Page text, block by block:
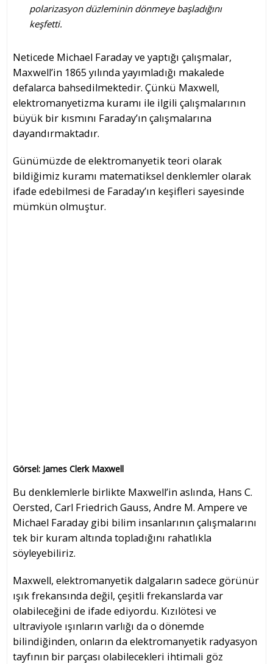
polarizasyon düzleminin dönmeye başladığını
keşfetti.
Neticede Michael Faraday ve yaptığı çalışmalar,
Maxwell’in 1865 yılında yayımladığı makalede
defalarca bahsedilmektedir. Çünkü Maxwell,
elektromanyetizma kuramı ile ilgili çalışmalarının
büyük bir kısmını Faraday’ın çalışmalarına
dayandırmaktadır.
Günümüzde de elektromanyetik teori olarak
bildiğimiz kuramı matematiksel denklemler olarak
ifade edebilmesi de Faraday’ın keşifleri sayesinde
mümkün olmuştur.
Görsel: James Clerk Maxwell
Bu denklemlerle birlikte Maxwell’in aslında, Hans C.
Oersted, Carl Friedrich Gauss, Andre M. Ampere ve
Michael Faraday gibi bilim insanlarının çalışmalarını
tek bir kuram altında topladığını rahatlıkla
söyleyebiliriz.
Maxwell, elektromanyetik dalgaların sadece görünür
ışık frekansında değil, çeşitli frekanslarda var
olabileceğini de ifade ediyordu. Kızılötesi ve
ultraviyole ışınların varlığı da o dönemde
bilindiğinden, onların da elektromanyetik radyasyon
tayfının bir parçası olabilecekleri ihtimali göz